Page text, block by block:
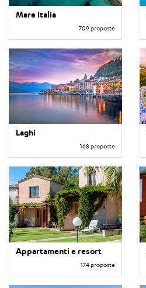
Mare Italia
709 proposte
Laghi
168 proposte
Appartamenti e resort
174 proposte